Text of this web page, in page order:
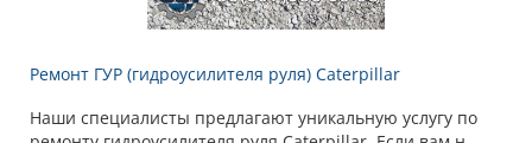
Ремонт ГУР (гидроусилителя руля) Caterpillar
Наши специалисты предлагают уникальную услугу по